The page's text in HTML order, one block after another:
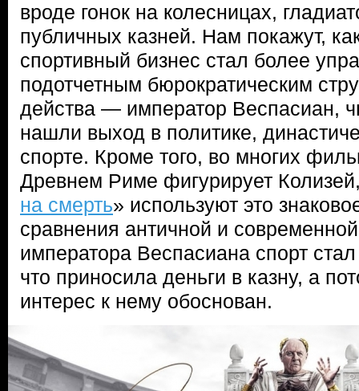
вроде гонок на колесницах,
публичных казней. Нам покажут,
спортивный бизнес стал более
подотчетным бюрократическим
действа — император Веспасиан,
нашли выход в политике,
спорте. Кроме того, во многих
Древнем Риме фигурирует
на смерть» используют это
сравнения античной и
императора Веспасиана спорт
что приносила деньги в казну, а
интерес к нему обоснован.